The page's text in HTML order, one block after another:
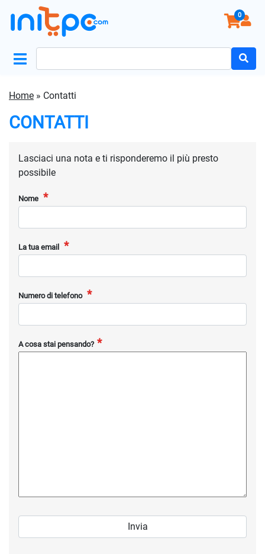
0
Home » Contatti
CONTATTI
Lasciaci una nota e ti risponderemo il più presto
possibile
Nome
La tua email
Numero di telefono
A cosa stai pensando?